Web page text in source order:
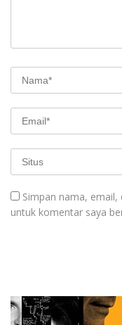
Simpan nama,
untuk komentar saya